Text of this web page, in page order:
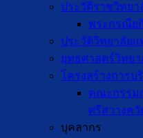
ประวัติราชวิทย
พระกรณีย
ประวัติวิทยาลัย
ยุทธศาสตร์วิทย
โครงสร้างการบ
คณะกรรม
ศรีสวางค
บุคลากร